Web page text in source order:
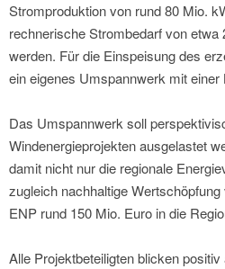
Stromproduktion von rund 80 Mio.
rechnerische Strombedarf von
werden. Für die Einspeisung des
ein eigenes Umspannwerk mit einer
Das Umspannwerk soll
Windenergieprojekten ausgelastet
damit nicht nur die regionale
zugleich nachhaltige
ENP rund 150 Mio. Euro in die
Alle Projektbeteiligten blicken